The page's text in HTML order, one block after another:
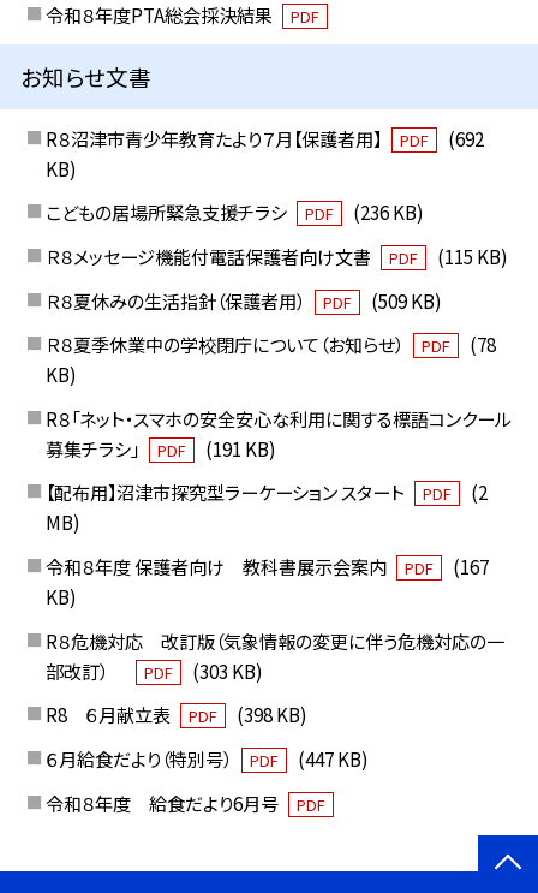
令和８年度PTA総会採決結果 PDF
お知らせ文書
R８沼津市青少年教育たより７月【保護者用】 PDF
(692
KB)
こどもの居場所緊急支援チラシ
PDF
(236 KB)
Ｒ８メッセージ機能付電話保護者向け文書
PDF
(115 KB)
Ｒ８夏休みの生活指針（保護者用）
PDF
(509 KB)
Ｒ８夏季休業中の学校閉庁について（お知らせ）
PDF
(78
KB)
R８「ネット・スマホの安全安心な利用に関する標語コンクール
募集チラシ」
PDF
(191 KB)
【配布用】沼津市探究型ラーケーション スタート
PDF
(2
MB)
令和８年度 保護者向け 教科書展示会案内
PDF
(167
KB)
R８危機対応 改訂版（気象情報の変更に伴う危機対応の一
部改訂）
PDF
(303 KB)
R8 ６月献立表
PDF
(398 KB)
６月給食だより（特別号）
PDF
(447 KB)
令和８年度 給食だより6月号
PDF